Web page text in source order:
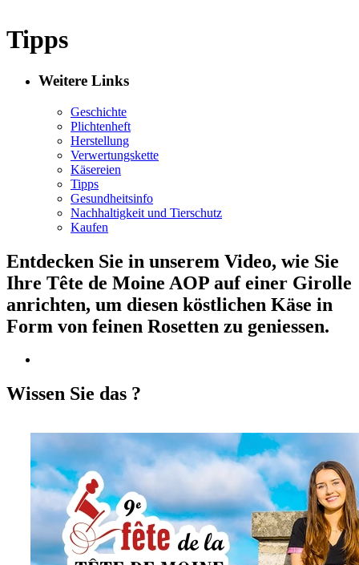
Tipps
Weitere Links
Geschichte
Plichtenheft
Herstellung
Verwertungskette
Käsereien
Tipps
Gesundheitsinfo
Nachhaltigkeit und Tierschutz
Kaufen
Entdecken Sie in unserem Video, wie Sie
Ihre Tête de Moine AOP auf einer Girolle
anrichten, um diesen köstlichen Käse in
Form von feinen Rosetten zu geniessen.
Wissen Sie das ?